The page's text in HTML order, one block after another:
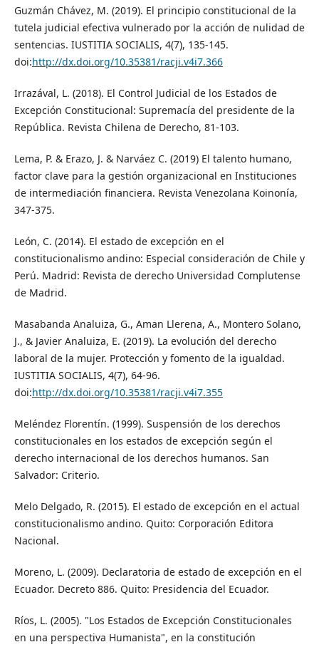
Guzmán Chávez, M. (2019). El principio constitucional de la
tutela judicial efectiva vulnerado por la acción de nulidad de
sentencias. IUSTITIA SOCIALIS, 4(7), 135-145.
doi:http://dx.doi.org/10.35381/racji.v4i7.366
Irrazával, L. (2018). El Control Judicial de los Estados de
Excepción Constitucional: Supremacía del presidente de la
República. Revista Chilena de Derecho, 81-103.
Lema, P. & Erazo, J. & Narváez C. (2019) El talento humano,
factor clave para la gestión organizacional en Instituciones
de intermediación financiera. Revista Venezolana Koinonía,
347-375.
León, C. (2014). El estado de excepción en el
constitucionalismo andino: Especial consideración de Chile y
Perú. Madrid: Revista de derecho Universidad Complutense
de Madrid.
Masabanda Analuiza, G., Aman Llerena, A., Montero Solano,
J., & Javier Analuiza, E. (2019). La evolución del derecho
laboral de la mujer. Protección y fomento de la igualdad.
IUSTITIA SOCIALIS, 4(7), 64-96.
doi:http://dx.doi.org/10.35381/racji.v4i7.355
Meléndez Florentín. (1999). Suspensión de los derechos
constitucionales en los estados de excepción según el
derecho internacional de los derechos humanos. San
Salvador: Criterio.
Melo Delgado, R. (2015). El estado de excepción en el actual
constitucionalismo andino. Quito: Corporación Editora
Nacional.
Moreno, L. (2009). Declaratoria de estado de excepción en el
Ecuador. Decreto 886. Quito: Presidencia del Ecuador.
Ríos, L. (2005). "Los Estados de Excepción Constitucionales
en una perspectiva Humanista", en la constitución